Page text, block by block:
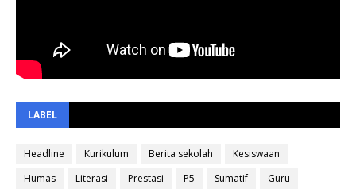
LABEL
Headline Kurikulum Berita sekolah
Kesiswaan
Humas
Literasi Prestasi P5 Sumatif
Guru